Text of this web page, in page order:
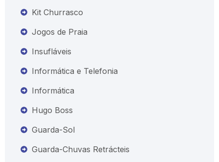
Kit Churrasco
Jogos de Praia
Insufláveis
Informática e Telefonia
Informática
Hugo Boss
Guarda-Sol
Guarda-Chuvas Retrácteis